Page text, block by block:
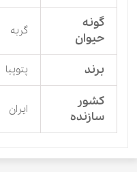
گونه
حیوان
گربه
برند پتوپیا
کشور
سازنده
ایران